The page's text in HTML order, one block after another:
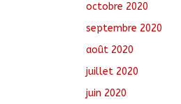
octobre 2020
septembre 2020
août 2020
juillet 2020
juin 2020